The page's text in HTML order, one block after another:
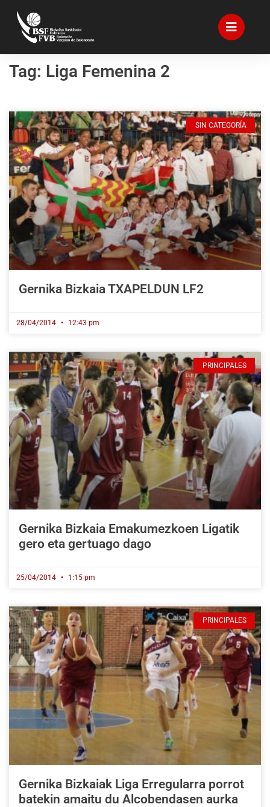
Tag: Liga Femenina 2
SIN CATEGORÍA
Gernika Bizkaia TXAPELDUN LF2
28/04/2014 12:43 pm
PRINCIPALES
Gernika Bizkaia Emakumezkoen Ligatik
gero eta gertuago dago
25/04/2014 1:15 pm
PRINCIPALES
Gernika Bizkaiak Liga Erregularra porrot
batekin amaitu du Alcobendasen aurka